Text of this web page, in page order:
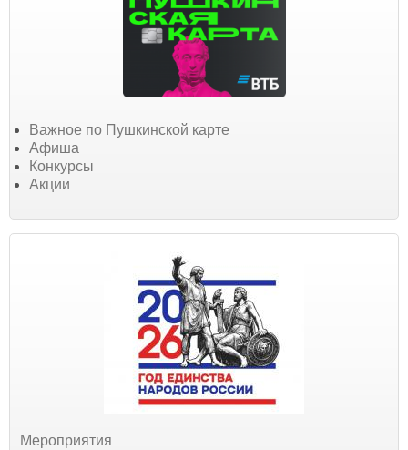
Важное по Пушкинской карте
Афиша
Конкурсы
Акции
Мероприятия